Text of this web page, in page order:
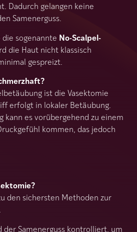
Dadurch gelangen keine
Samenerguss.
sogenannte No-Scalpel-
die Haut nicht klassisch
gespreizt.
ist die Vasektomie
erfolgt in lokaler Betäubung.
kann es vorübergehend zu einem
kommen, das jedoch
den sichersten Methoden zur
der Samenerguss kontrolliert, um